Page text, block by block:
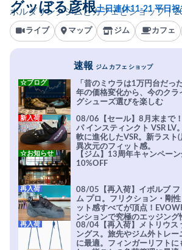
ボルダリングジムとカフェとショップ｜
グッぼる彦根土日連休11-21 平日
ライブ マップ ジム カフェ
速報 ジム カフェ ショップ
「昔のミウラは1万円台だっ
年の価格変化から、今のクラ
グシューズ選びを楽しむ
☆ブログ
08/06【セール】8月末まで
パ インスティンクト VSR LV
軟に進化したVSR。新ラスト
異次元のフィット感。
新入荷
【ジム】13周年キャンペー
10%OFF
☆お知らせ
08/05【再入荷】イボルブ フ
ム プロ。フリクション・剛性
ット感すべてが頂点！
ンションで究極のエッジング
実現。進化系ラバーEvo-74は
を凌駕する粘着力で極小ホー
安心感。
再入荷
08/04【再入荷】メトリウス
ングス。旅先やジム外トレー
に最適。フィンガーリフトに
再入荷